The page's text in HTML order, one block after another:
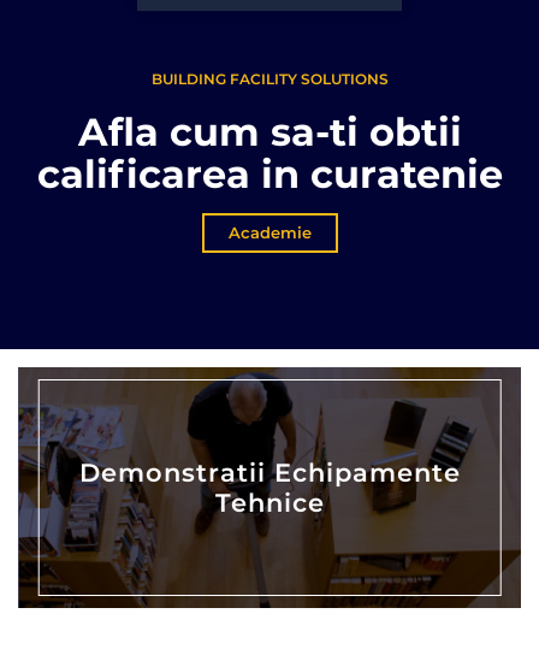
BUILDING FACILITY SOLUTIONS
Afla cum sa-ti obtii
calificarea in curatenie
Academie
Demonstratii Echipamente
Tehnice